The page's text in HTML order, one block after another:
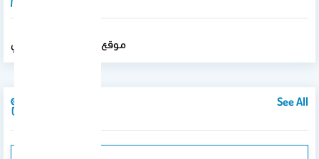
موقع الدكتور طلال الحربي
See All